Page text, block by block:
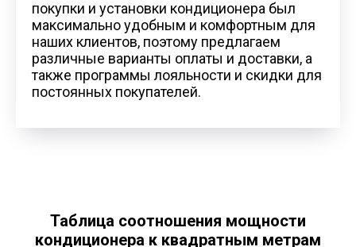
покупки и установки кондиционера был
максимально удобным и комфортным для
наших клиентов, поэтому предлагаем
различные варианты оплаты и доставки, а
также программы лояльности и скидки для
постоянных покупателей.
Таблица соотношения мощности
кондиционера к квадратным метрам